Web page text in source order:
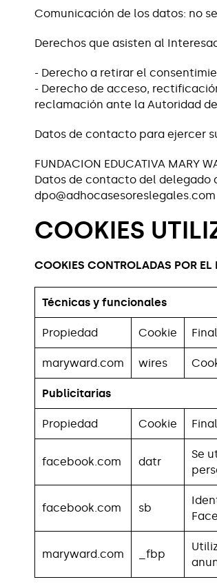
Comunicación de los datos: no
Derechos que asisten al
- Derecho a retirar el
- Derecho de acceso,
reclamación ante la Autoridad
Datos de contacto para ejercer
FUNDACION EDUCATIVA
Datos de contacto del delegado
dpo@adhocasesoreslegales.com
COOKIES
COOKIES CONTROLADAS POR EL
Técnicas y funcionales
Propiedad Cookie
maryward.com wires
Publicitarias
Propiedad Cookie
facebook.com datr
Se
facebook.com sb
maryward.com _fbp